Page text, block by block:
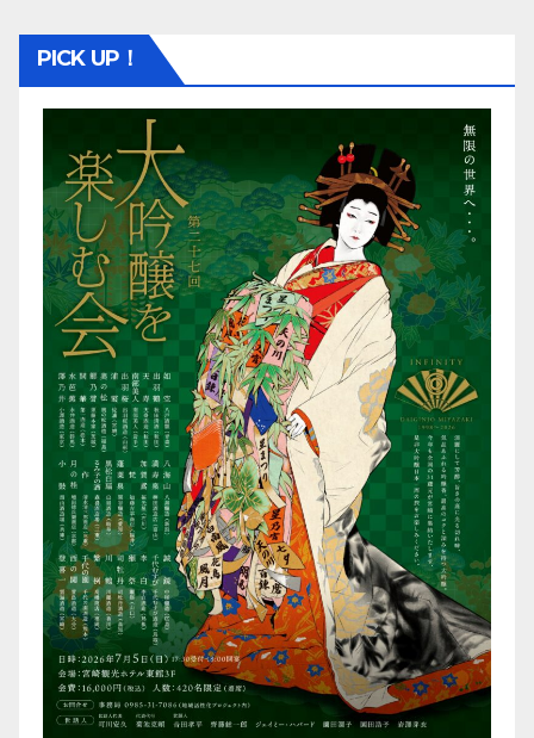
PICK UP！